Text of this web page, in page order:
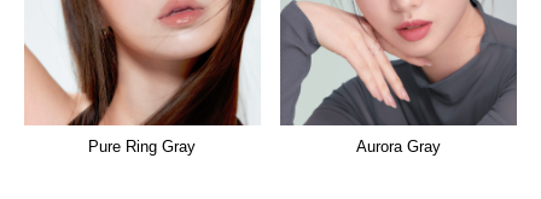
Pure Ring Gray Aurora Gray